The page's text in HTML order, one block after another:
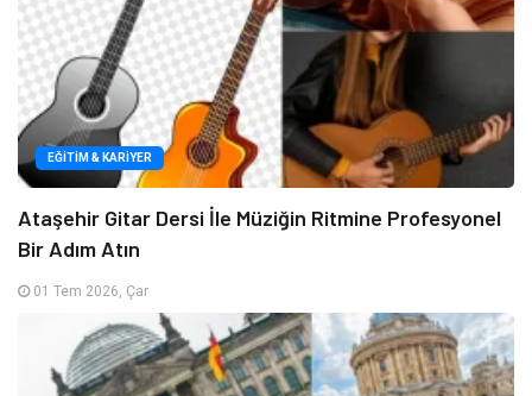
EĞITIM & KARIYER
Ataşehir Gitar Dersi İle Müziğin Ritmine Profesyonel
Bir Adım Atın
01 Tem 2026, Çar